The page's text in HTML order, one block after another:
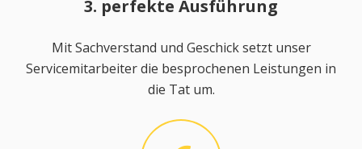
3. perfekte Ausführung
Mit Sachverstand und Geschick setzt unser
Servicemitarbeiter die besprochenen Leistungen in
die Tat um.